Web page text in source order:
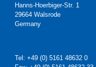
Hanns-Hoerbiger-Str. 1
29664 Walsrode
Germany
Tel: +49 (0) 5161 48632 0